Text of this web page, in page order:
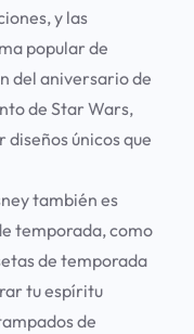
y las
popular de
del aniversario de
de Star Wars,
únicos que
también es
temporada, como
de temporada
tu espíritu
de